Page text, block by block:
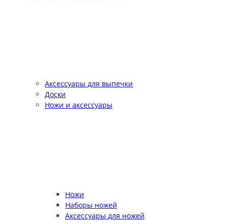
Аксессуары для выпечки
Доски
Ножи и аксессуары
Ножи
Наборы ножей
Аксессуары для ножей